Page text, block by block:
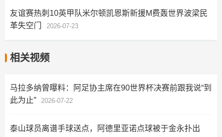
友谊赛热刺10英甲队米尔顿凯恩斯新援M费轰世界波梁民
革失空门
2026-07-23
相关视频
马拉多纳曾曝料：阿足协主席在90世界杯决赛前跟我说“到
此为止”
2026-07-22
泰山球员离谱手球送点，阿德里亚诺点球被于金永扑出